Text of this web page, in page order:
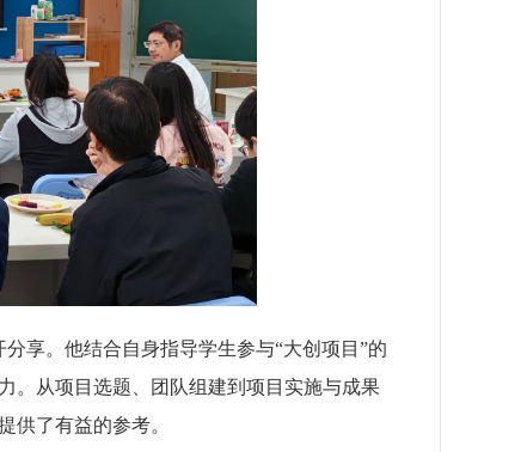
享。他结合自身指导学生参与“大创项目”的
。从项目选题、团队组建到项目实施与成果
供了有益的参考。